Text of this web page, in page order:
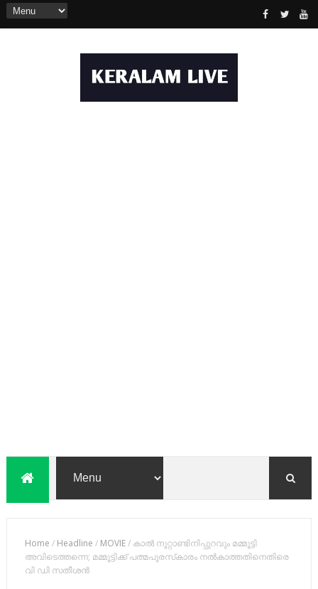
Home / Headline / MOVIE/ കാല്‍ നൂറ്റാണ്ടിനിപ്പുറവും മമ്മൂട്ടി
അവിടെത്തന്നെ; മമ്മൂട്ടിക്ക് പത്മപുരസ്‌കാരം നല്‍കാത്തതിനെതിരെ
വി ഡി സതീശന്‍